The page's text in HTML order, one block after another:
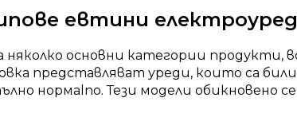
евтини
основни категории продукти,
представляват уреди, които са
нормalno. Тези модели обикновено